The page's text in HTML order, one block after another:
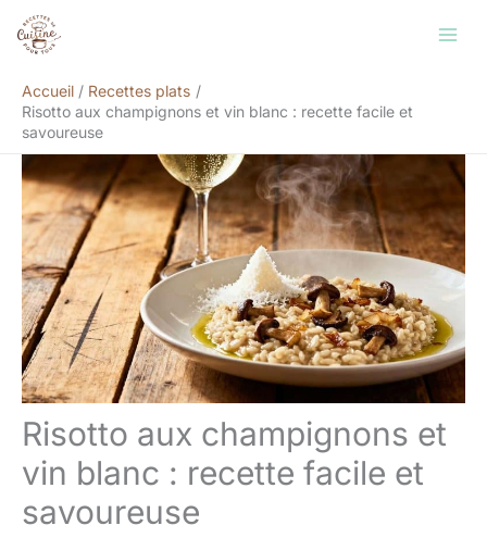
Accueil
Recettes plats
Risotto aux champignons et vin blanc : recette facile et
savoureuse
Risotto aux champignons et
vin blanc : recette facile et
savoureuse
Rechercher